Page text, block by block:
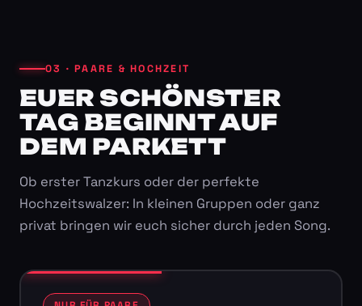
03 · PAARE & HOCHZEIT
EUER SCHÖNSTER
TAG BEGINNT AUF
DEM PARKETT
Ob erster Tanzkurs oder der perfekte
Hochzeitswalzer: In kleinen Gruppen oder ganz
privat bringen wir euch sicher durch jeden Song.